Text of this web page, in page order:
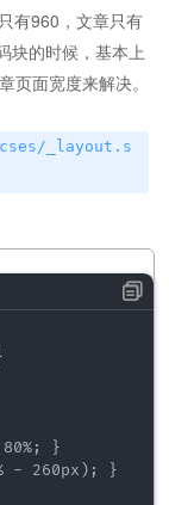
有960，文章只有
块的时候，基本上
页面宽度来解决。
_layout.s
80%;
}
- 260px ) ; }